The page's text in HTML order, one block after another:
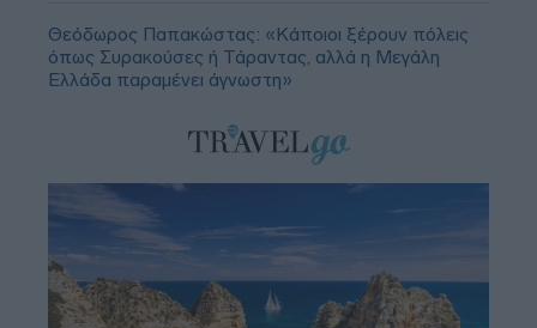
Θεόδωρος Παπακώστας: «Κάποιοι ξέρουν πόλεις
όπως Συρακούσες ή Τάραντας, αλλά η Μεγάλη
Ελλάδα παραμένει άγνωστη»